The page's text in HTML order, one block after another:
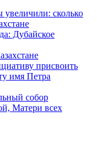
сколько
Дубайское
присвоить
имя Петра
собор
Матери всех